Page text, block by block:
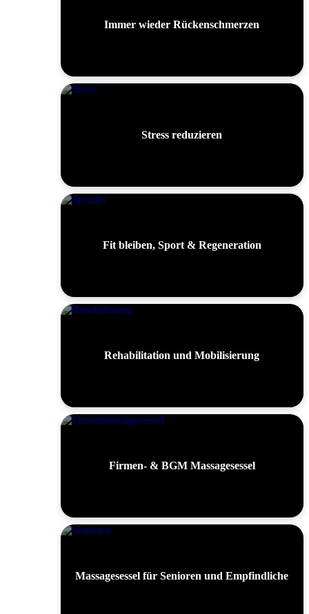
Immer wieder Rückenschmerzen
Stress reduzieren
Fit bleiben, Sport & Regeneration
Rehabilitation und Mobilisierung
Firmen- & BGM Massagesessel
Massagesessel für Senioren und Empfindliche